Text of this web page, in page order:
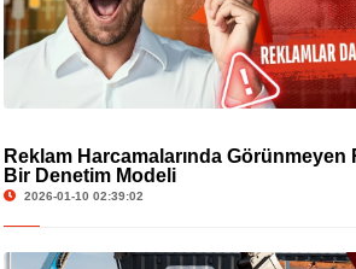
Reklam Harcamalarında Görünmeyen
Bir Denetim Modeli
2026-01-10 02:39:02